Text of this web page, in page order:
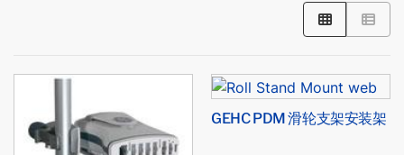
GEHC PDM 滑轮支架安装架